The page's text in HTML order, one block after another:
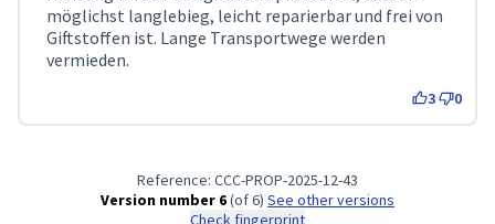
möglichst langlebieg, leicht reparierbar und frei von
Giftstoffen ist. Lange Transportwege werden
vermieden.
3 0
Reference: CCC-PROP-2025-12-43
Version number 6(of 6)
see other versions
Check fingerprint